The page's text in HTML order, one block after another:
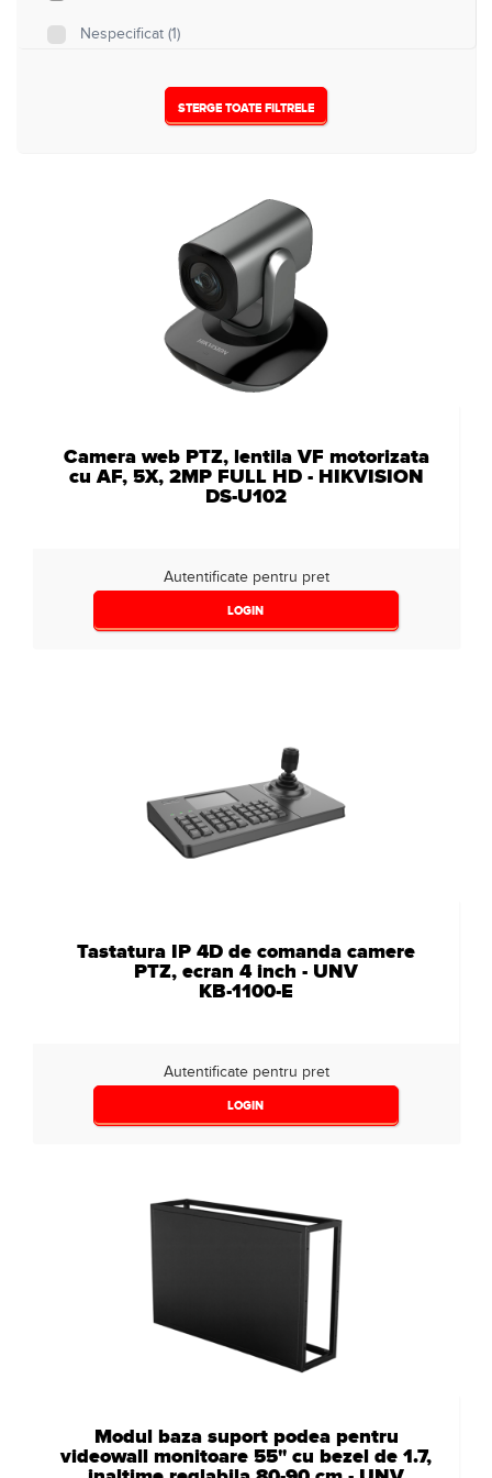
Nespecificat (1)
STERGE TOATE FILTRELE
Camera web PTZ, lentila VF motorizata
cu AF, 5X, 2MP FULL HD - HIKVISION
DS-U102
Autentificate pentru pret
LOGIN
Tastatura IP 4D de comanda camere
PTZ, ecran 4 inch - UNV
KB-1100-E
Autentificate pentru pret
LOGIN
Modul baza suport podea pentru
videowall monitoare 55" cu bezel de 1.7,